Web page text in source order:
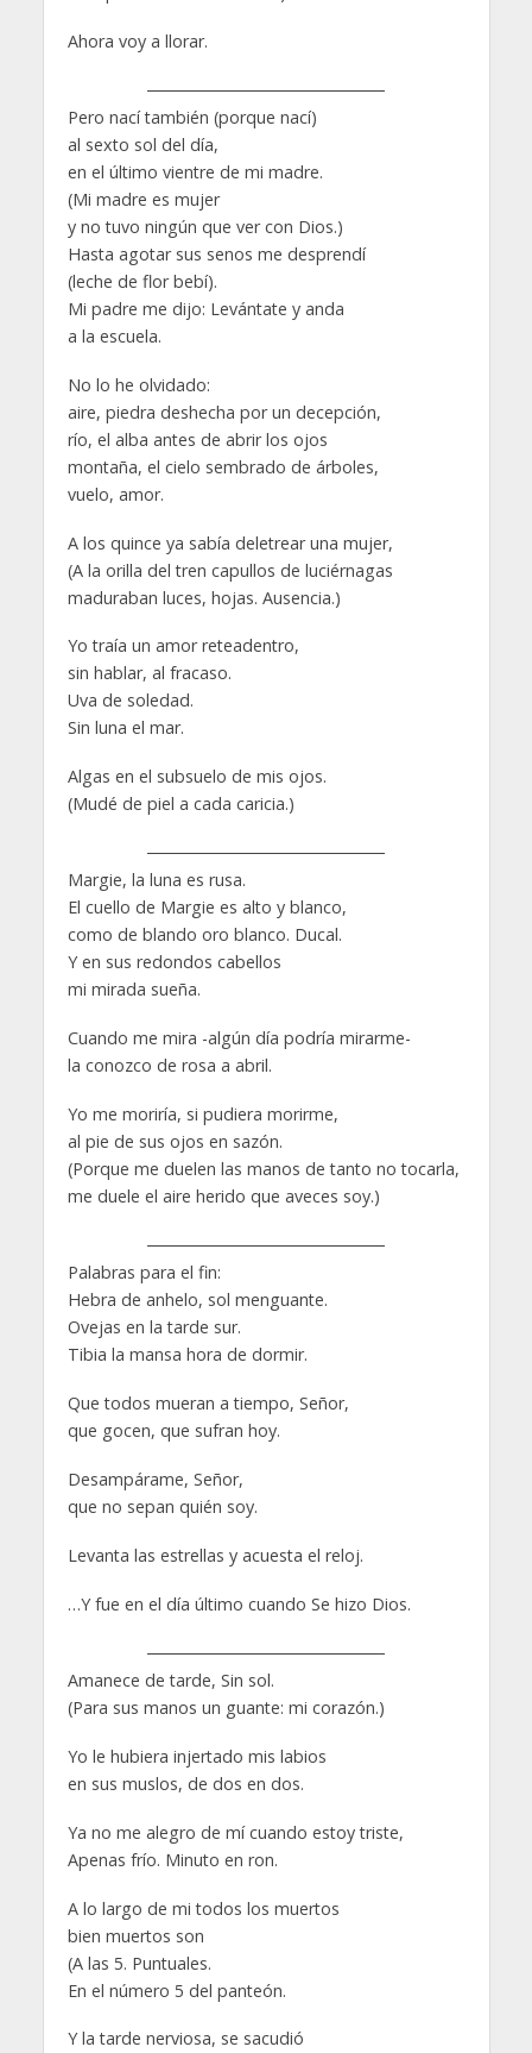
Ahora voy a llorar.
Pero nací también (porque nací)
al sexto sol del día,
en el último vientre de mi madre.
(Mi madre es mujer
y no tuvo ningún que ver con Dios.)
Hasta agotar sus senos me desprendí
(leche de flor bebí).
Mi padre me dijo: Levántate y anda
a la escuela.
No lo he olvidado:
aire, piedra deshecha por un decepción,
río, el alba antes de abrir los ojos
montaña, el cielo sembrado de árboles,
vuelo, amor.
A los quince ya sabía deletrear una mujer,
(A la orilla del tren capullos de luciérnagas
maduraban luces, hojas. Ausencia.)
Yo traía un amor reteadentro,
sin hablar, al fracaso.
Uva de soledad.
Sin luna el mar.
Algas en el subsuelo de mis ojos.
(Mudé de piel a cada caricia.)
Margie, la luna es rusa.
El cuello de Margie es alto y blanco,
como de blando oro blanco. Ducal.
Y en sus redondos cabellos
mi mirada sueña.
Cuando me mira -algún día podría mirarme-
la conozco de rosa a abril.
Yo me moriría, si pudiera morirme,
al pie de sus ojos en sazón.
(Porque me duelen las manos de tanto no tocarla,
me duele el aire herido que aveces soy.)
Palabras para el fin:
Hebra de anhelo, sol menguante.
Ovejas en la tarde sur.
Tibia la mansa hora de dormir.
Que todos mueran a tiempo, Señor,
que gocen, que sufran hoy.
Desampárame, Señor,
que no sepan quién soy.
Levanta las estrellas y acuesta el reloj.
…Y fue en el día último cuando Se hizo Dios.
Amanece de tarde, Sin sol.
(Para sus manos un guante: mi corazón.)
Yo le hubiera injertado mis labios
en sus muslos, de dos en dos.
Ya no me alegro de mí cuando estoy triste,
Apenas frío. Minuto en ron.
A lo largo de mi todos los muertos
bien muertos son
(A las 5. Puntuales.
En el número 5 del panteón.
Y la tarde nerviosa, se sacudió